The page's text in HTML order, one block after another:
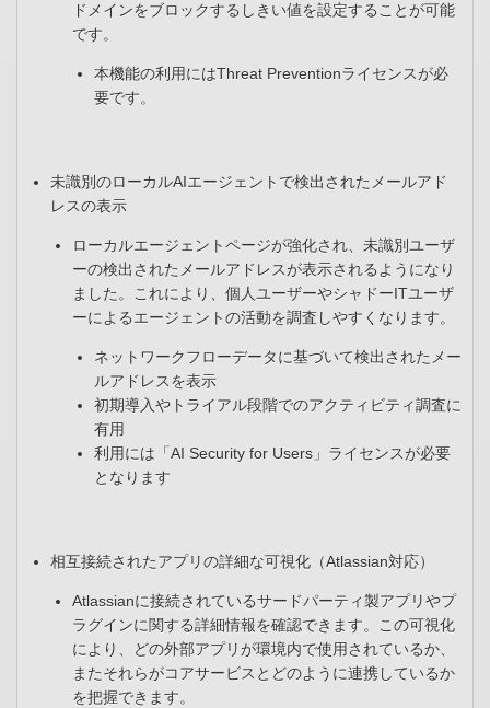
ドメインをブロックするしきい値を設定することが可能
です。
本機能の利用にはThreat Preventionライセンスが必
要です。
未識別のローカルAIエージェントで検出されたメールアド
レスの表示
ローカルエージェントページが強化され、未識別ユーザ
ーの検出されたメールアドレスが表示されるようになり
ました。これにより、個人ユーザーやシャドーITユーザ
ーによるエージェントの活動を調査しやすくなります。​
ネットワークフローデータに基づいて検出されたメー
ルアドレスを表示​
初期導入やトライアル段階でのアクティビティ調査に
有用​
利用には「AI Security for Users」ライセンスが必要
となります
相互接続されたアプリの詳細な可視化（Atlassian対応）
Atlassianに接続されているサードパーティ製アプリやプ
ラグインに関する詳細情報を確認できます。この可視化
により、どの外部アプリが環境内で使用されているか、
またそれらがコアサービスとどのように連携しているか
を把握できます。